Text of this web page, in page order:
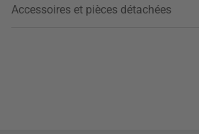
Accessoires et pièces détachées